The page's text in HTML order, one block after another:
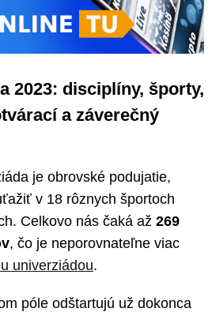
2023: disciplíny, športy,
a záverečný
je obrovské podujatie,
v 18 rôznych športoch
Celkovo nás čaká až 269
, čo je neporovnateľne viac
univerziádou.
póle odštartujú už dokonca